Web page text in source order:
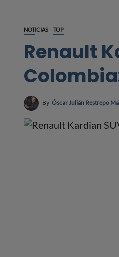
NOTICIAS TOP
Renault
By Óscar Julián Restrepo